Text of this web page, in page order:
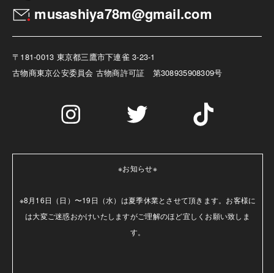
musashiya78m@gmail.com
〒181-0013 東京都三鷹市下連雀 3-23-1
古物商東京公安委員会 古物商許可証 第308935908309号
※お知らせ※
※8月16日（日）〜19日（水）は夏季休業とさせて頂きます。お客様に
は大変ご迷惑おかけいたしますがご理解のほど宜しくお願い致しま
す。